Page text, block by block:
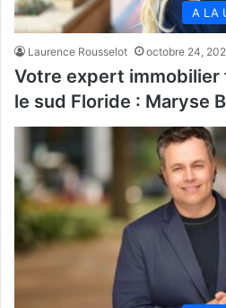
A LA
Laurence Rousselot octobre 24,
Votre expert immobilier
le sud Floride : Maryse